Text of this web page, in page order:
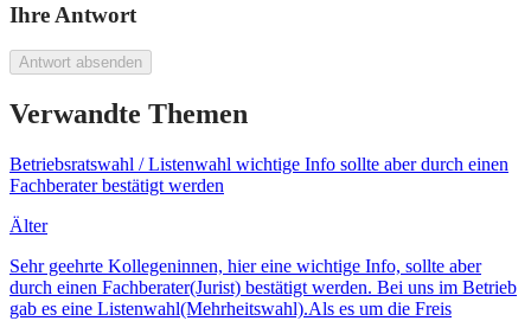
Ihre Antwort
Antwort absenden
Verwandte Themen
Betriebsratswahl / Listenwahl wichtige Info sollte aber durch einen
Fachberater bestätigt werden
Älter
Sehr geehrte Kollegeninnen, hier eine wichtige Info, sollte aber
durch einen Fachberater(Jurist) bestätigt werden. Bei uns im Betrieb
gab es eine Listenwahl(Mehrheitswahl).Als es um die Freis